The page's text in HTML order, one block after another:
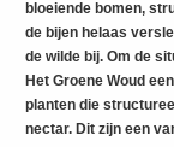
bloeiende bomen,
de bijen helaas
de wilde bij. Om de
Het Groene Woud
planten die
nectar. Dit zijn een